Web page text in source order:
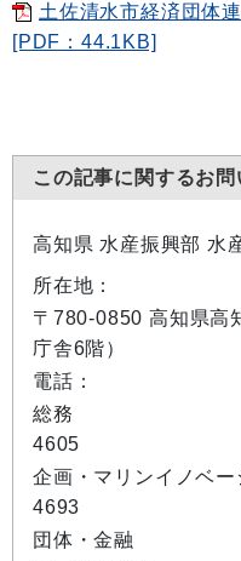
土佐清水市経済団体
[PDF：44.1KB]
この記事に関するお問
高知県 水産振興部 水
所在地：
〒780-0850 高知県高
庁舎6階）
電話：
総務
4605
企画・マリンイノベ
4693
団体・金融